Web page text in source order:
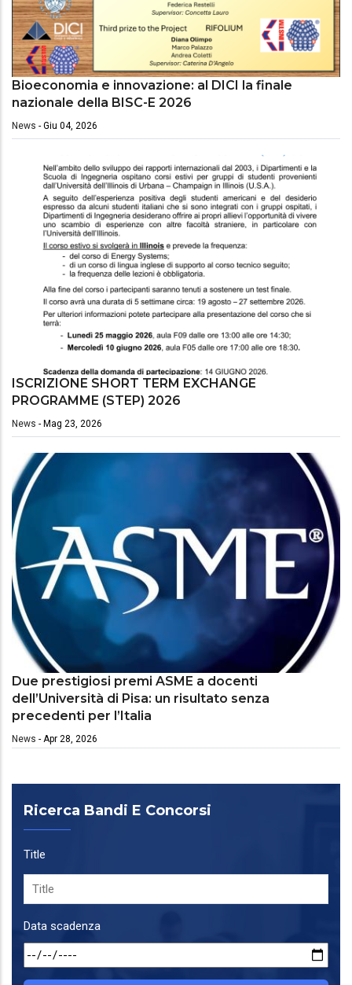
Bioeconomia e innovazione: al DICI la finale
nazionale della BISC-E 2026
News - Giu 04, 2026
ISCRIZIONE SHORT TERM EXCHANGE
PROGRAMME (STEP) 2026
News - Mag 23, 2026
Due prestigiosi premi ASME a docenti
dell’Università di Pisa: un risultato senza
precedenti per l’Italia
News - Apr 28, 2026
Ricerca Bandi E Concorsi
Title
Data scadenza